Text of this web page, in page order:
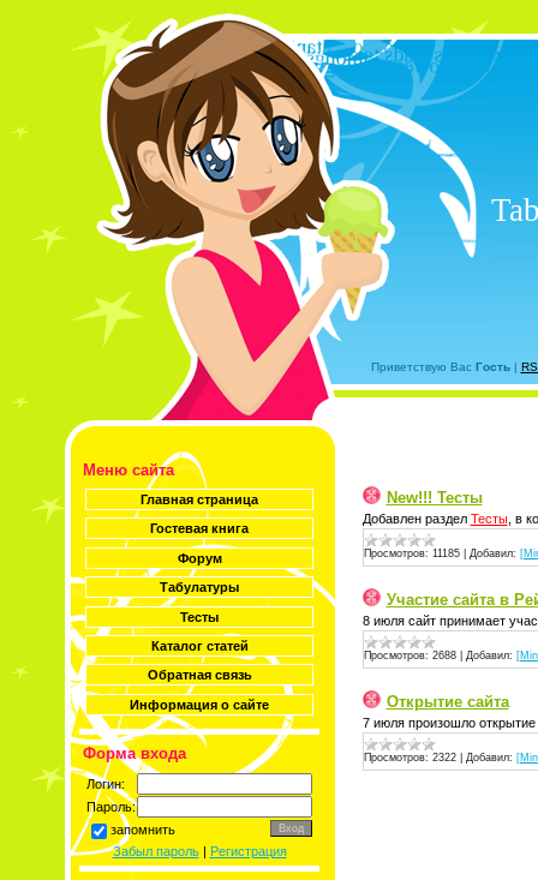
Приветствую Вас Гость|
Меню сайта
Главная страница
Гостевая книга
Форум
Табулатуры
Тесты
Каталог статей
Обратная связь
Информация о сайте
Форма входа
Логин:
Пароль:
запомнить
Забыл пароль| Регистрация
New!!! Тесты
Добавлен раздел Тесты, в
Просмотров: 11185 Добавил:
Участие сайта в
8 июля сайт принимает
Просмотров: 2688 Добавил:
Открытие сайта
7 июля произошло
Просмотров: 2322 Добавил: